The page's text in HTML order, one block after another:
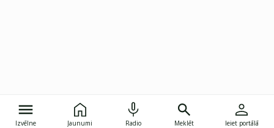
Izvēlne Jaunumi Radio Meklēt Ieiet portālā